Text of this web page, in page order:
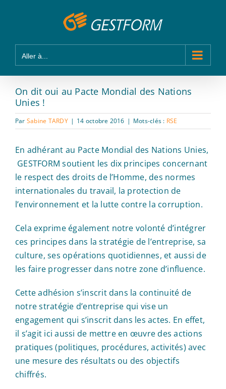
Aller à...
On dit oui au Pacte Mondial des Nations
Unies !
Par Sabine TARDY | 14 octobre 2016 | Mots-clés : RSE
En adhérant au Pacte Mondial des Nations Unies,
GESTFORM soutient les dix principes concernant
le respect des droits de l’Homme, des normes
internationales du travail, la protection de
l’environnement et la lutte contre la corruption.
Cela exprime également notre volonté d’intégrer
ces principes dans la stratégie de l’entreprise, sa
culture, ses opérations quotidiennes, et aussi de
les faire progresser dans notre zone d’influence.
Cette adhésion s’inscrit dans la continuité de
notre stratégie d’entreprise qui vise un
engagement qui s’inscrit dans les actes. En effet,
il s’agit ici aussi de mettre en œuvre des actions
pratiques (politiques, procédures, activités) avec
une mesure des résultats ou des objectifs
chiffrés.